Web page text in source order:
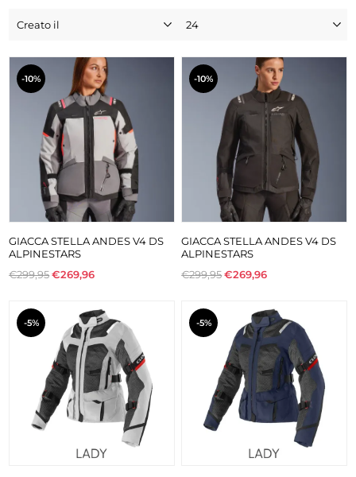
-10%
GIACCA STELLA ANDES V4 DS
ALPINESTARS
€299,95€269,96
-10%
GIACCA STELLA ANDES V4 DS
ALPINESTARS
€299,95€269,96
-5% -5%